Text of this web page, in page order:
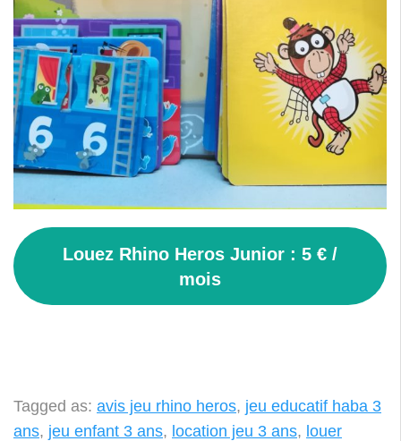
Louez Rhino Heros Junior : 5 € /
mois
Tagged as: avis jeu rhino heros, jeu educatif haba 3
ans, jeu enfant 3 ans, location jeu 3 ans, louer